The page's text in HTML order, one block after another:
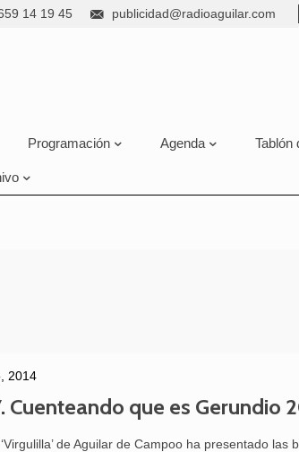
14 19 45 publicidad@radioaguilar.com
Programación Agenda Tablón
2014
Cuenteando que es Gerundio
de Aguilar de Campoo ha presentado las